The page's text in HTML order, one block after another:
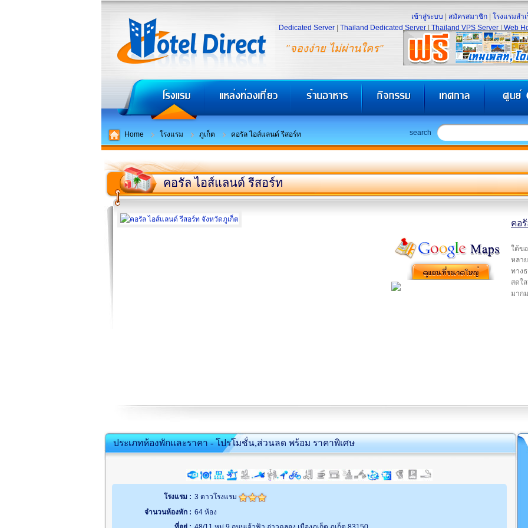
"จองง่าย ไม่ผ่านใคร"
เข้าสู่ระบบ สมัครสมาชิก
โรงแรมสำ
Dedicated Server
Thailand Dedicated Server Thailand VPS Server Web
Home โรงแรม ภูเก็ต คอรัล ไอส์แลนด์ รีสอร์ท search
คอรัล ไอส์แลนด์ รีสอร์ท
คอ
ใต้ข
หลา
ทาง
สดใ
มาก
ประเภทห้องพักและราคา - โปรโมชั่น,ส่วนลด พร้อม ราคาพิเศษ
โรงแรม : 3 ดาวโรงแรม
จำนวนห้องพัก : 64 ห้อง